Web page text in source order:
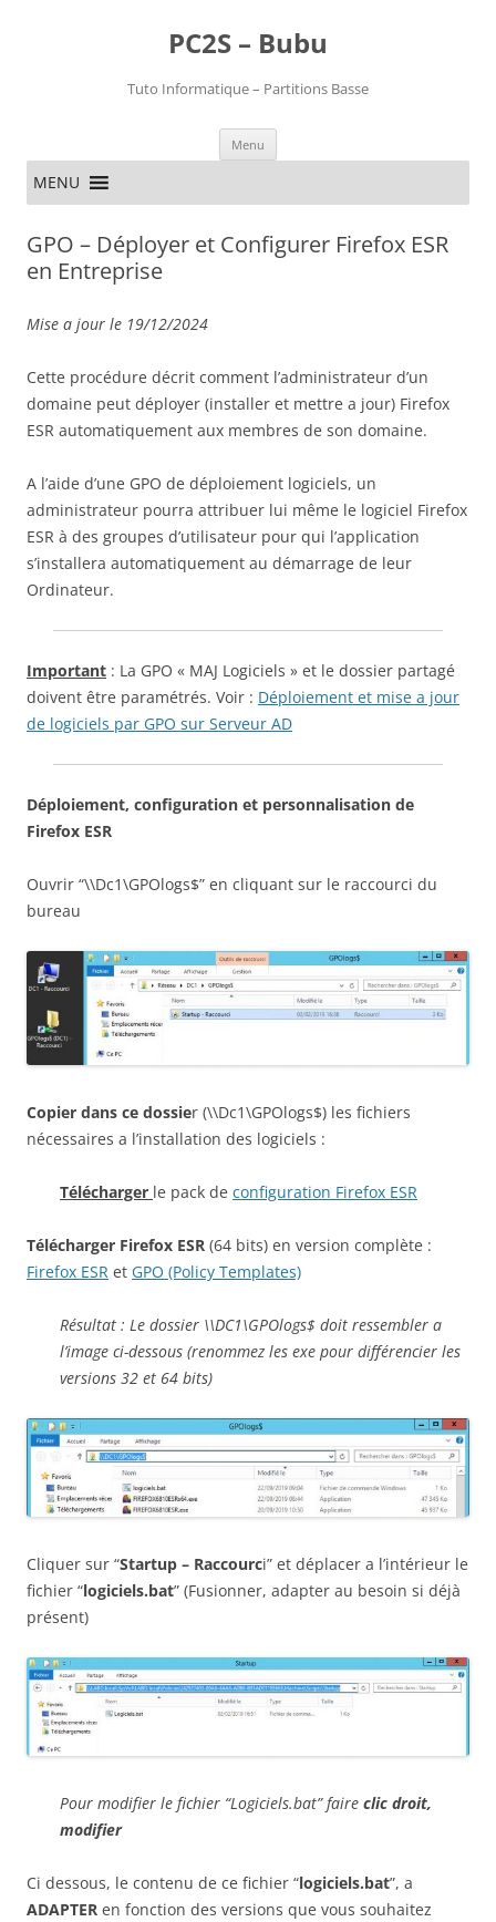
PC2S – Bubu
Tuto Informatique – Partitions Basse
Menu
contenu
MENU
GPO – Déployer et Configurer Firefox ESR
en Entreprise
Mise a jour le 19/12/2024
Cette procédure décrit comment l’administrateur d’un
domaine peut déployer (installer et mettre a jour) Firefox
ESR automatiquement aux membres de son domaine.
A l’aide d’une GPO de déploiement logiciels, un
administrateur pourra attribuer lui même le logiciel Firefox
ESR à des groupes d’utilisateur pour qui l’application
s’installera automatiquement au démarrage de leur
Ordinateur.
Important : La GPO « MAJ Logiciels » et le dossier partagé
doivent être paramétrés. Voir : Déploiement et mise a jour
de logiciels par GPO sur Serveur AD
Déploiement, configuration et personnalisation de
Firefox ESR
Ouvrir “\\Dc1\GPOlogs$” en cliquant sur le raccourci du
bureau
Copier dans ce dossier (\\Dc1\GPOlogs$) les fichiers
nécessaires a l’installation des logiciels :
Télécharger le pack de configuration Firefox ESR
Télécharger Firefox ESR (64 bits) en version complète :
Firefox ESR et GPO (Policy Templates)
Résultat : Le dossier \\DC1\GPOlogs$ doit ressembler a
l’image ci-dessous (renommez les exe pour différencier les
versions 32 et 64 bits)
Cliquer sur “Startup – Raccourci” et déplacer a l’intérieur le
fichier “logiciels.bat” (Fusionner, adapter au besoin si déjà
présent)
Pour modifier le fichier “Logiciels.bat” faire clic droit,
modifier
Ci dessous, le contenu de ce fichier “logiciels.bat”, a
ADAPTER en fonction des versions que vous souhaitez